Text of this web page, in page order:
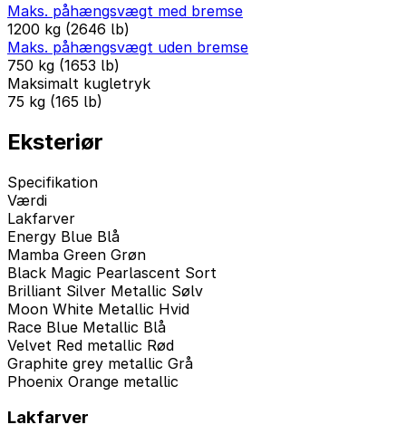
Maks. påhængsvægt med bremse
1200 kg (2646 lb)
Maks. påhængsvægt uden bremse
750 kg (1653 lb)
Maksimalt kugletryk
75 kg (165 lb)
Eksteriør
Specifikation
Værdi
Lakfarver
Energy Blue Blå
Mamba Green Grøn
Black Magic Pearlascent Sort
Brilliant Silver Metallic Sølv
Moon White Metallic Hvid
Race Blue Metallic Blå
Velvet Red metallic Rød
Graphite grey metallic Grå
Phoenix Orange metallic
Lakfarver